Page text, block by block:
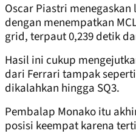
Oscar Piastri
dengan menempatkan
grid, terpaut 0,239 detik
Hasil ini cukup
dari Ferrari tampak
dikalahkan hingga SQ3.
Pembalap Monako itu
posisi keempat karena